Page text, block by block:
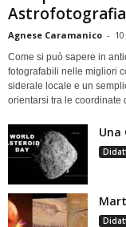
Astrofotografia
Agnese Caramanico -
Come si può sapere in
fotografabili nelle migliori
siderale locale e un
orientarsi tra le coordinate
Una